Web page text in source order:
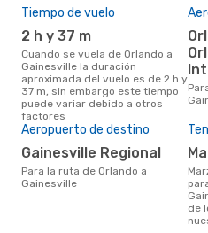
Tiempo de vuelo
2 h y 37 m
Cuando se vuela de Orlando a
Gainesville la duración
aproximada del vuelo es de 2 h y
37 m, sin embargo este tiempo
puede variar debido a otros
factores
Orlando Internacional,
Para vuelos de Orlando a
Aeropuerto de destino
Gainesville Regional
Para la ruta de Orlando a
Gainesville
marzo es el mes más popular
de